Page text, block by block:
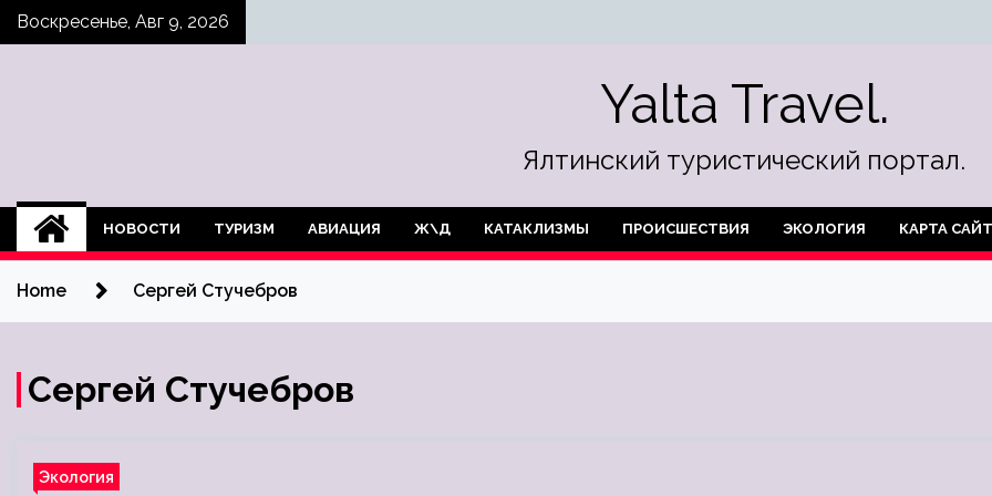
SkipВоскресенье, Авг 9, 2026
Yalta Travel.
Ялтинский туристический портал.
НОВОСТИ ТУРИЗМ АВИАЦИЯ Ж\Д КАТАКЛИЗМЫ ПРОИСШЕСТВИЯ ЭКОЛОГИЯ КАРТА
Home Сергей Стучебров
Сергей Стучебров
Экология